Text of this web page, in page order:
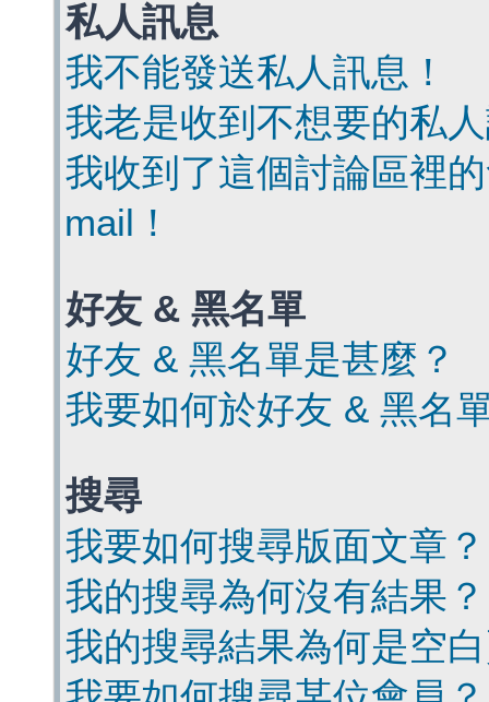
私人訊息
我不能發送私人訊息！
我老是收到不想要的私
我收到了這個討論區裡
mail！
好友 & 黑名單
好友 & 黑名單是甚麼？
我要如何於好友 & 黑名
搜尋
我要如何搜尋版面文章？
我的搜尋為何沒有結果？
我的搜尋結果為何是空